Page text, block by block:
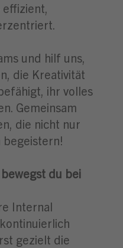
und hilf uns,
die Kreativität
ihr volles
Gemeinsam
die nicht nur
du bei
Internal
gezielt die